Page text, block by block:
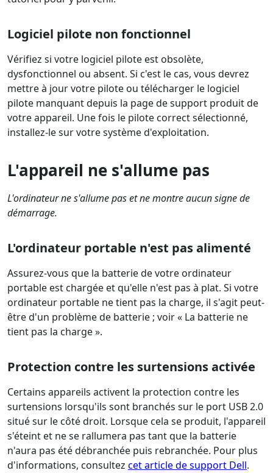
Logiciel pilote non fonctionnel
Vérifiez si votre logiciel pilote est obsolète,
dysfonctionnel ou absent. Si c'est le cas, vous devrez
mettre à jour votre pilote ou télécharger le logiciel
pilote manquant depuis la page de support produit de
votre appareil. Une fois le pilote correct sélectionné,
installez-le sur votre système d'exploitation.
L'appareil ne s'allume pas
L'ordinateur ne s'allume pas et ne montre aucun signe de
démarrage.
L'ordinateur portable n'est pas alimenté
Assurez-vous que la batterie de votre ordinateur
portable est chargée et qu'elle n'est pas à plat. Si votre
ordinateur portable ne tient pas la charge, il s'agit peut-
être d'un problème de batterie ; voir « La batterie ne
tient pas la charge ».
Protection contre les surtensions activée
Certains appareils activent la protection contre les
surtensions lorsqu'ils sont branchés sur le port USB 2.0
situé sur le côté droit. Lorsque cela se produit, l'appareil
s'éteint et ne se rallumera pas tant que la batterie
n'aura pas été débranchée puis rebranchée. Pour plus
d'informations, consultez cet article de support Dell.